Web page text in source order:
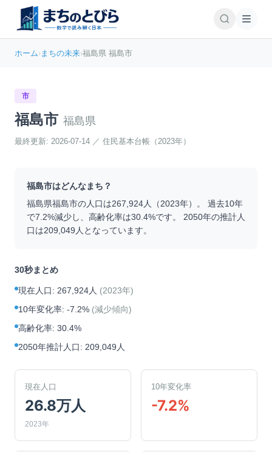
ホーム›まちの未来›福島県 福島市
市
福島市 福島県
最終更新: 2026-07-14 ／ 住民基本台帳（2023年）
福島市はどんなまち？
福島県福島市の人口は267,924人（2023年）。 過去10年
で7.2%減少し、高齢化率は30.4%です。 2050年の推計人
口は209,049 人となっています。
30秒まとめ
現在人口: 267,924人 (2023年)
10年変化率: -7.2% (減少傾向)
高齢化率: 30.4%
2050年推計人口: 209,049人
現在人口
26.8万人
2023年
10年変化率
-7.2%